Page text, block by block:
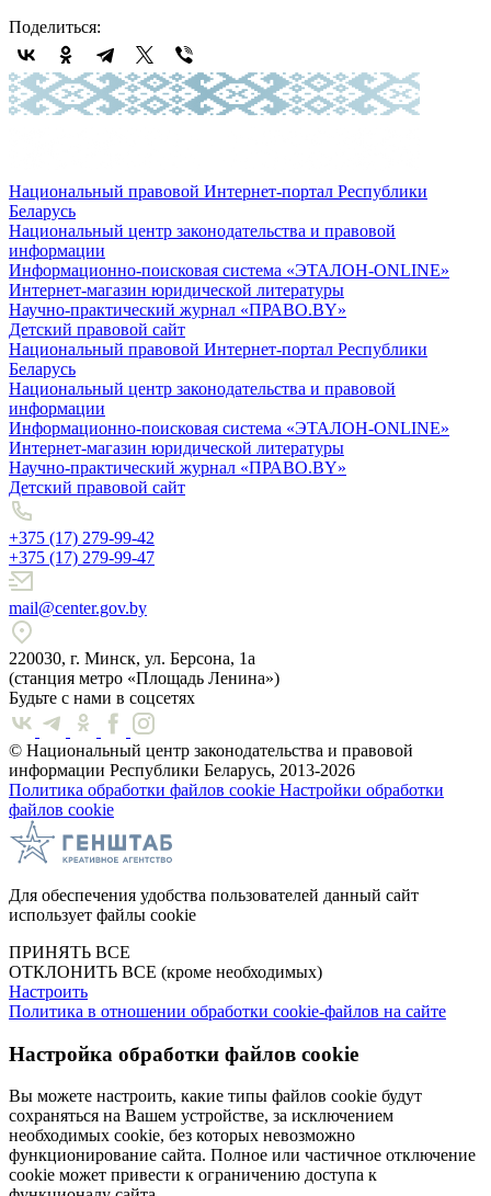
Поделиться:
Национальный правовой Интернет-портал Республики
Беларусь
Национальный центр законодательства и правовой
информации
Информационно-поисковая система «ЭТАЛОН-ONLINE»
Интернет-магазин юридической литературы
Научно-практический журнал «ПРАВО.BY»
Детский правовой сайт
Национальный правовой Интернет-портал Республики
Беларусь
Национальный центр законодательства и правовой
информации
Информационно-поисковая система «ЭТАЛОН-ONLINE»
Интернет-магазин юридической литературы
Научно-практический журнал «ПРАВО.BY»
Детский правовой сайт
+375 (17) 279-99-42
+375 (17) 279-99-47
mail@center.gov.by
220030, г. Минск, ул. Берсона, 1а
(станция метро «Площадь Ленина»)
Будьте с нами в соцсетях
© Национальный центр законодательства и правовой
информации Республики Беларусь, 2013-2026
Политика обработки файлов cookie Настройки обработки
файлов cookie
Для обеспечения удобства пользователей данный сайт
использует файлы cookie
ПРИНЯТЬ ВСЕ
ОТКЛОНИТЬ ВСЕ (кроме необходимых)
Настроить
Политика в отношении обработки cookie-файлов на сайте
Настройка обработки файлов cookie
Вы можете настроить, какие типы файлов cookie будут
сохраняться на Вашем устройстве, за исключением
необходимых cookie, без которых невозможно
функционирование сайта. Полное или частичное отключение
cookie может привести к ограничению доступа к